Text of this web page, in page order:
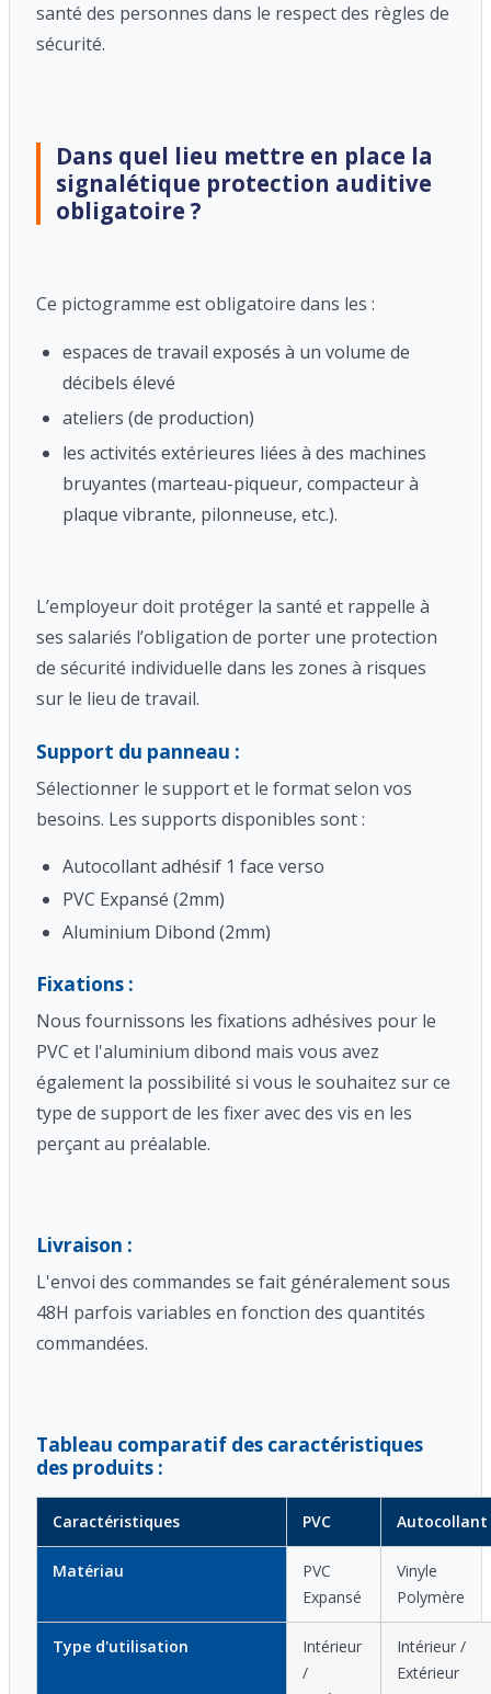
santé des personnes dans le respect des règles de
sécurité.
Dans quel lieu mettre en place la
signalétique protection auditive
obligatoire ?
Ce pictogramme est obligatoire dans les :
espaces de travail exposés à un volume de
décibels élevé
ateliers (de production)
les activités extérieures liées à des machines
bruyantes (marteau-piqueur, compacteur à
plaque vibrante, pilonneuse, etc.).
L’employeur doit protéger la santé et rappelle à
ses salariés l’obligation de porter une protection
de sécurité individuelle dans les zones à risques
sur le lieu de travail.
Support du panneau :
Sélectionner le support et le format selon vos
besoins. Les supports disponibles sont :
Autocollant adhésif 1 face verso
PVC Expansé (2mm)
Aluminium Dibond (2mm)
Fixations :
Nous fournissons les fixations adhésives pour le
PVC et l'aluminium dibond mais vous avez
également la possibilité si vous le souhaitez sur ce
type de support de les fixer avec des vis en les
perçant au préalable.
Livraison :
L'envoi des commandes se fait généralement sous
48H parfois variables en fonction des quantités
commandées.
Tableau comparatif des caractéristiques
des produits :
Caractéristiques PVC Autocollant
Matériau
PVC
Expansé
Vinyle
Polymère
Type d'utilisation
Intérieur
/
Intérieur /
Extérieur